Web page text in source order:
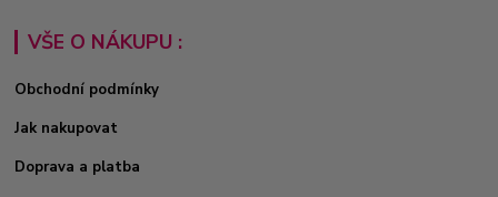
VŠE O NÁKUPU :
Obchodní podmínky
Jak nakupovat
Doprava a platba